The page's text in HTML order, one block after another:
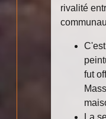
rivalité
fut